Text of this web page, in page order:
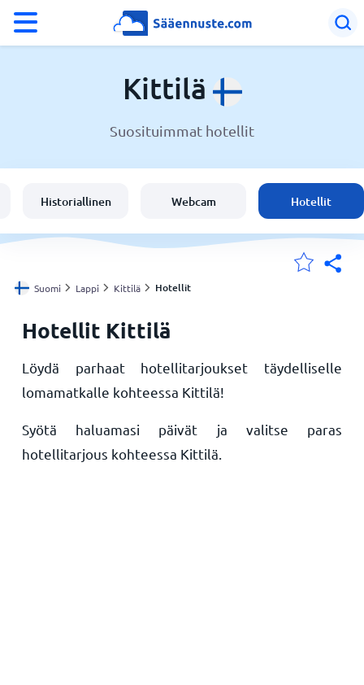
Sijaintini
Koti
Kittilä
Suosituimmat hotellit
Historiallinen Webcam Hotellit
Suomi Lappi Kittilä Hotellit
Hotellit Kittilä
Löydä parhaat hotellitarjoukset täydelliselle
lomamatkalle kohteessa Kittilä!
Syötä haluamasi päivät ja valitse paras
hotellitarjous kohteessa Kittilä.